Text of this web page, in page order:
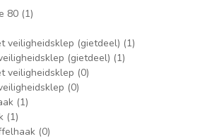
80 (1)
veiligheidsklep (gietdeel) (1)
(gietdeel) (1)
veiligheidsklep (0)
(0)
(1)
(1)
(0)